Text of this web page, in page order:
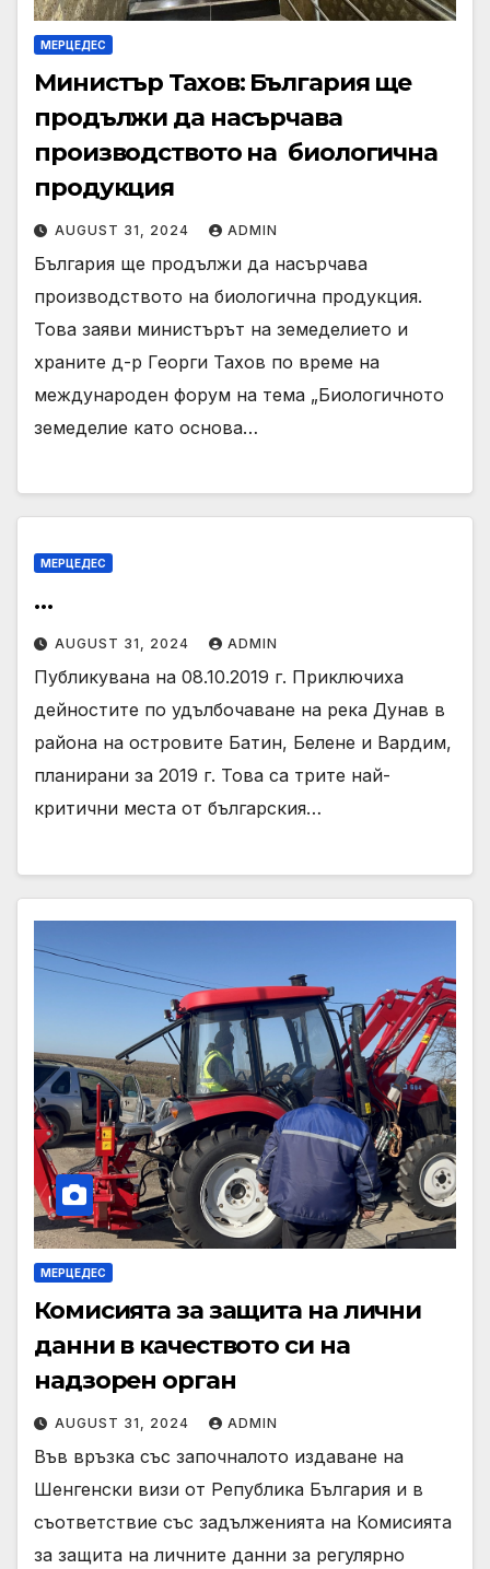
МЕРЦЕДЕС
Министър Тахов: България ще
продължи да насърчава
производството на биологична
продукция
AUGUST 31, 2024 ADMIN
България ще продължи да насърчава
производството на биологична продукция.
Това заяви министърът на земеделието и
храните д-р Георги Тахов по време на
международен форум на тема „Биологичното
земеделие като основа…
МЕРЦЕДЕС
…
AUGUST 31, 2024 ADMIN
Публикувана на 08.10.2019 г. Приключиха
дейностите по удълбочаване на река Дунав в
района на островите Батин, Белене и Вардим,
планирани за 2019 г. Това са трите най-
критични места от българския…
МЕРЦЕДЕС
Комисията за защита на лични
данни в качеството си на
надзорен орган
AUGUST 31, 2024 ADMIN
Във връзка със започналото издаване на
Шенгенски визи от Република България и в
съответствие със задълженията на Комисията
за защита на личните данни за регулярно